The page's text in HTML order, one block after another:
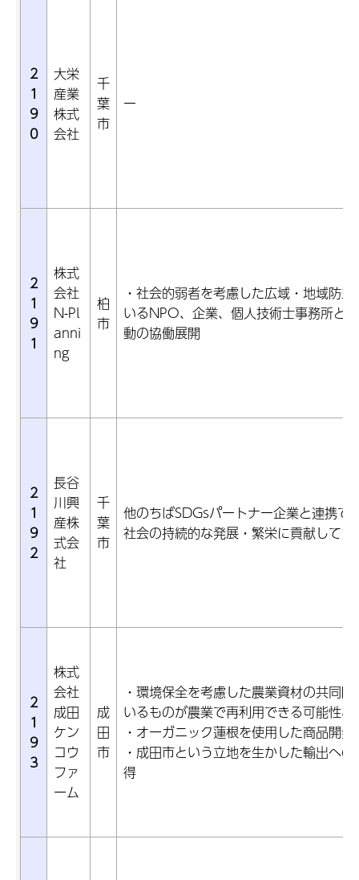
2
1
9
0
大栄
産業
株式
会社
千
葉
市
ー
2
1
9
1
株式
会社
N-Pl
anni
ng
柏
市
・社会的弱者を考慮した広域・地域防
いるNPO、企業、個人技術士事務所と
動の協働展開
2
1
9
2
長谷
川興
産株
式会
社
千
葉
市
他のちばSDGsパートナー企業と連携で
社会の持続的な発展・繁栄に貢献してま
2
1
9
3
株式
会社
成田
ケン
コウ
ファ
ーム
成
田
市
・環境保全を考慮した農業資材の共同
いるものが農業で再利用できる可能性あ
・オーガニック蓮根を使用した商品開発
・成田市という立地を生かした輸出へ
得